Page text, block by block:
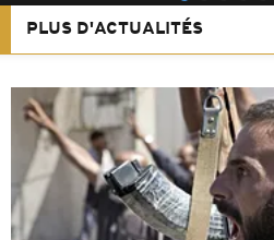
PLUS D'ACTUALITÉS